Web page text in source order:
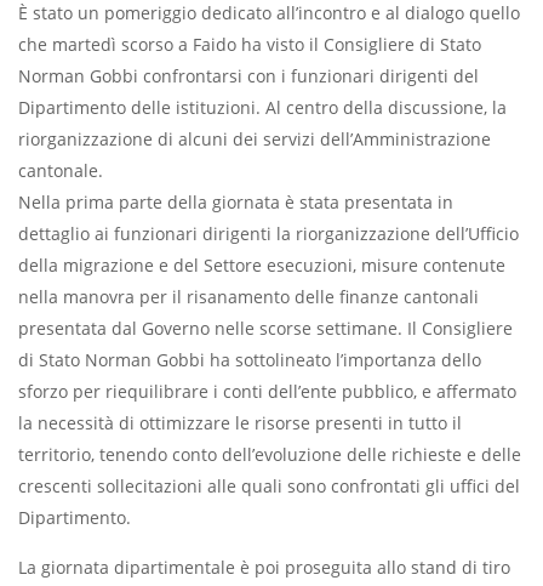
È stato un pomeriggio dedicato all’incontro e al dialogo quello
che martedì scorso a Faido ha visto il Consigliere di Stato
Norman Gobbi confrontarsi con i funzionari dirigenti del
Dipartimento delle istituzioni. Al centro della discussione, la
riorganizzazione di alcuni dei servizi dell’Amministrazione
cantonale.
Nella prima parte della giornata è stata presentata in
dettaglio ai funzionari dirigenti la riorganizzazione dell’Ufficio
della migrazione e del Settore esecuzioni, misure contenute
nella manovra per il risanamento delle finanze cantonali
presentata dal Governo nelle scorse settimane. Il Consigliere
di Stato Norman Gobbi ha sottolineato l’importanza dello
sforzo per riequilibrare i conti dell’ente pubblico, e affermato
la necessità di ottimizzare le risorse presenti in tutto il
territorio, tenendo conto dell’evoluzione delle richieste e delle
crescenti sollecitazioni alle quali sono confrontati gli uffici del
Dipartimento.
La giornata dipartimentale è poi proseguita allo stand di tiro